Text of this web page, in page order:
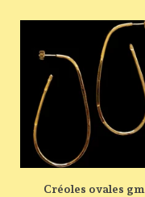
Créoles ovales gm